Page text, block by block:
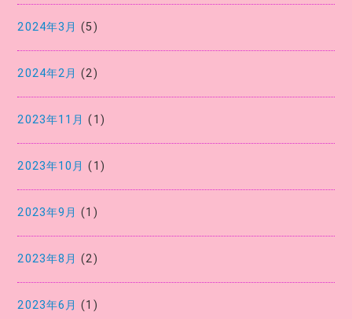
2024年3月 (5)
2024年2月 (2)
2023年11月 (1)
2023年10月 (1)
2023年9月 (1)
2023年8月 (2)
2023年6月 (1)